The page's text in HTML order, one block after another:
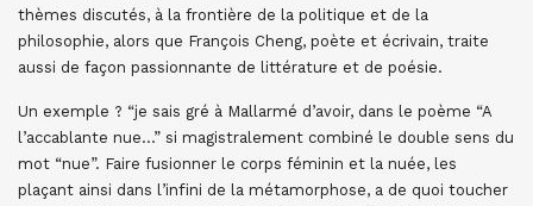
thèmes discutés, à la frontière de la politique et de la
philosophie, alors que François Cheng, poète et écrivain, traite
aussi de façon passionnante de littérature et de poésie.
Un exemple ? “je sais gré à Mallarmé d’avoir, dans le poème “A
l’accablante nue…” si magistralement combiné le double sens du
mot “nue”. Faire fusionner le corps féminin et la nuée, les
plaçant ainsi dans l’infini de la métamorphose, a de quoi toucher